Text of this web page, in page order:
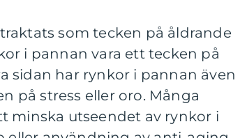
som tecken på åldrande
i pannan vara ett tecken på
sidan har rynkor i pannan även
på stress eller oro. Många
minska utseendet av rynkor i